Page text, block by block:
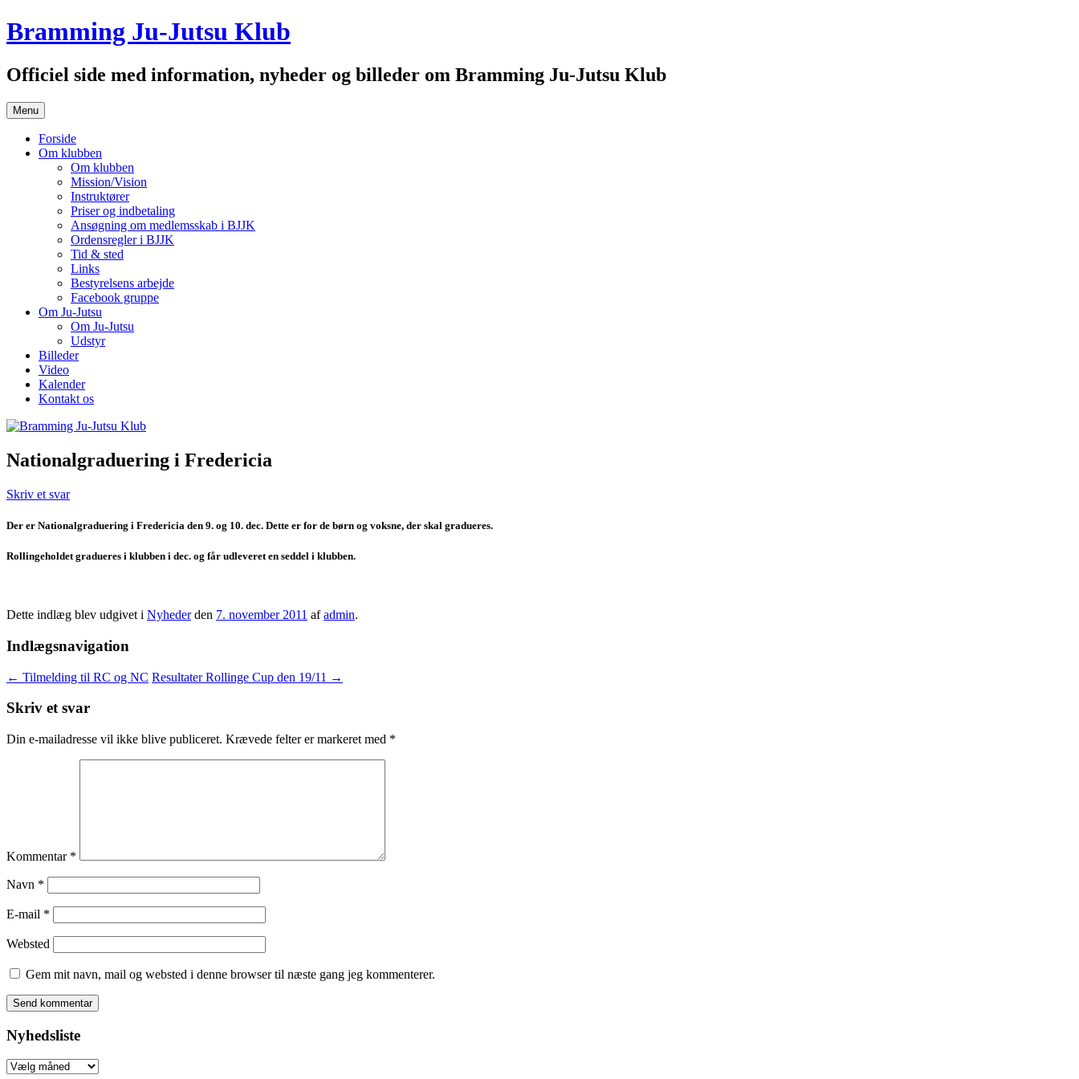
Hop
til
Bramming Ju-Jutsu Klub
Officiel side med information, nyheder og billeder om Bramming Ju-Jutsu Klub
Menu
Forside
Om klubben
Om klubben
Mission/Vision
Instruktører
Priser og indbetaling
Ansøgning om medlemsskab i BJJK
Ordensregler i BJJK
Tid & sted
Links
Bestyrelsens arbejde
Facebook gruppe
Om Ju-Jutsu
Om Ju-Jutsu
Udstyr
Billeder
Video
Kalender
Kontakt os
Nationalgraduering i Fredericia
Skriv et svar
Der er Nationalgraduering i Fredericia den 9. og 10. dec. Dette er for de børn og voksne, der skal gradueres.
Rollingeholdet gradueres i klubben i dec. og får udleveret en seddel i klubben.
Dette indlæg blev udgivet i Nyhederden 7. november 2011 afadmin.
Indlægsnavigation
← Tilmelding til RC og NC Resultater Rollinge Cup den 19/11 →
Skriv et svar
Din e-mailadresse vil ikke blive publiceret. Krævede felter er markeret med *
Kommentar *
Navn *
E-mail *
Websted
Gem mit navn, mail og websted i denne browser til næste gang jeg kommenterer.
Nyhedsliste
Nyhedsliste